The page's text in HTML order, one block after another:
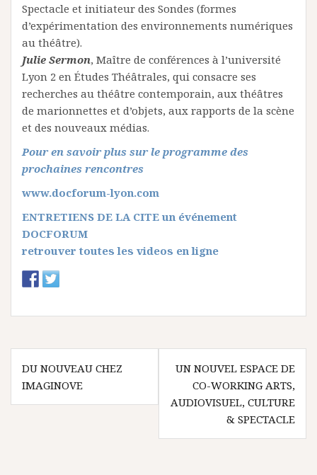
Spectacle et initiateur des Sondes (formes
d’expérimentation des environnements numériques
au théâtre).
Julie Sermon, Maître de conférences à l’université
Lyon 2 en Études Théâtrales, qui consacre ses
recherches au théâtre contemporain, aux théâtres
de marionnettes et d’objets, aux rapports de la scène
et des nouveaux médias.
Pour en savoir plus sur le programme des
prochaines rencontres
www.docforum-lyon.com
ENTRETIENS DE LA CITE un événement
DOCFORUM
retrouver toutes les videos en ligne
N
a
DU NOUVEAU CHEZ
IMAGINOVE
UN NOUVEL ESPACE DE
CO-WORKING ARTS,
AUDIOVISUEL, CULTURE
& SPECTACLE